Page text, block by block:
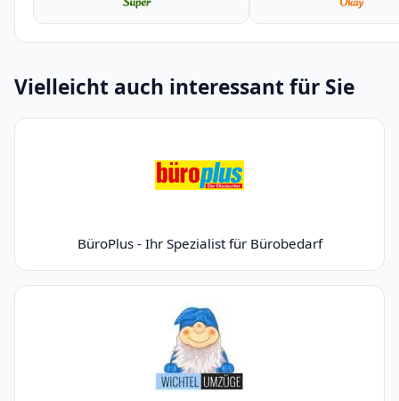
Vielleicht auch interessant für Sie
BüroPlus - Ihr Spezialist für Bürobedarf